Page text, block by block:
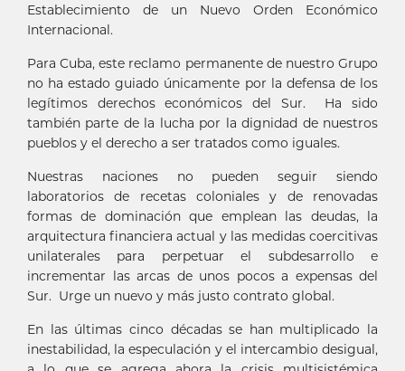
Establecimiento de un Nuevo Orden Económico
Internacional.
Para Cuba, este reclamo permanente de nuestro Grupo
no ha estado guiado únicamente por la defensa de los
legítimos derechos económicos del Sur. Ha sido
también parte de la lucha por la dignidad de nuestros
pueblos y el derecho a ser tratados como iguales.
Nuestras naciones no pueden seguir siendo
laboratorios de recetas coloniales y de renovadas
formas de dominación que emplean las deudas, la
arquitectura financiera actual y las medidas coercitivas
unilaterales para perpetuar el subdesarrollo e
incrementar las arcas de unos pocos a expensas del
Sur. Urge un nuevo y más justo contrato global.
En las últimas cinco décadas se han multiplicado la
inestabilidad, la especulación y el intercambio desigual,